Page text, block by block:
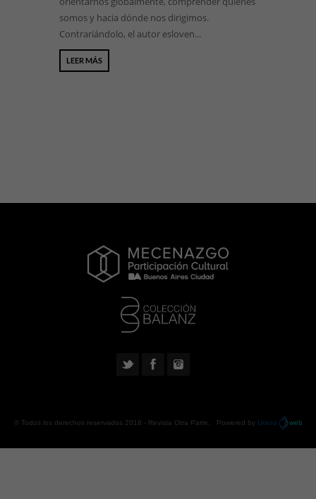
somos y hacia dónde nos dirigimos.
Contrariándolo, el autor esloven...
LEER MÁS
© Todos los derechos reservados 2018 - Revista Otra Parte . Powered by Urano web